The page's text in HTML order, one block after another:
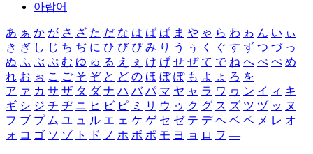
아랍어
あ ぁ か が さ ざ た だ な は ば ぱ ま や ゃ ら わ ゎ ん い ぃ
き ぎ し じ ち ぢ に ひ び ぴ み り う ぅ く ぐ す ず つ づ っ
ぬ ふ ぶ ぷ む ゆ ゅ る え ぇ け げ せ ぜ て で ね へ べ ぺ め
れ お ぉ こ ご そ ぞ と ど の ほ ぼ ぽ も よ ょ ろ を
ア ァ カ サ ザ タ ダ ナ ハ バ パ マ ヤ ャ ラ ワ ヮ ン イ ィ キ
ギ シ ジ チ ヂ ニ ヒ ビ ピ ミ リ ウ ゥ ク グ ス ズ ツ ヅ ッ ヌ
フ ブ プ ム ユ ュ ル エ ェ ケ ゲ セ ゼ テ デ ヘ ベ ペ メ レ オ
ォ コ ゴ ソ ゾ ト ド ノ ホ ボ ポ モ ヨ ョ ロ ヲ ―